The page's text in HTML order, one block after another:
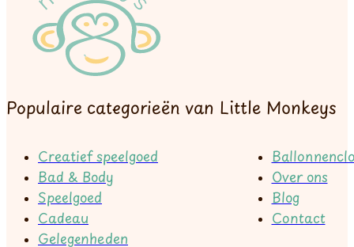
Populaire categorieën van Little Monkeys
Creatief speelgoed
Bad & Body
Speelgoed
Cadeau
Gelegenheden
Over ons
Blog
Contact